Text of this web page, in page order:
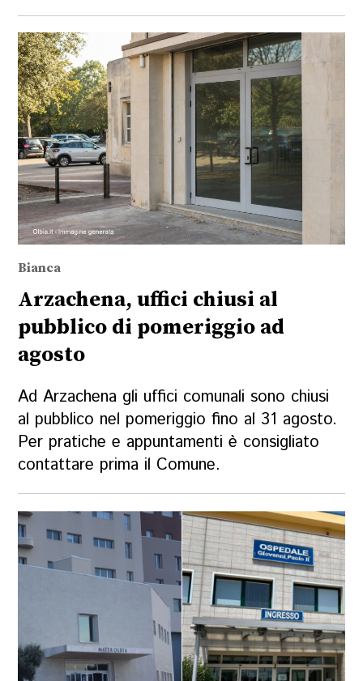
Bianca
Arzachena, uffici chiusi al
pubblico di pomeriggio ad
agosto
Ad Arzachena gli uffici comunali sono chiusi
al pubblico nel pomeriggio fino al 31 agosto.
Per pratiche e appuntamenti è consigliato
contattare prima il Comune.